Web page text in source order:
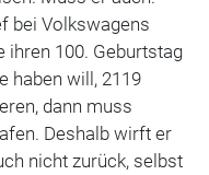
bei Volkswagens
ihren 100. Geburtstag
haben will, 2119
dann muss
Deshalb wirft er
nicht zurück, selbst